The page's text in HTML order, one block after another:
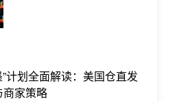
计划全面解读：美国仓直发
商家策略